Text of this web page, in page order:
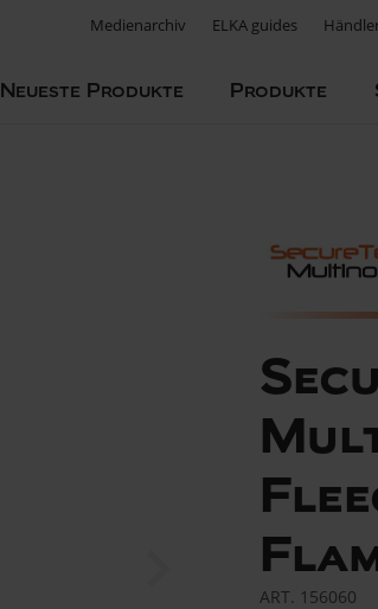
Medienarchiv ELKA guides
Neueste Produkte Produkte
ART. 156060